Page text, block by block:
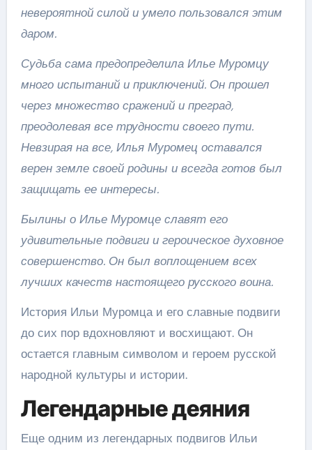
невероятной силой и умело пользовался этим
даром.
Судьба сама предопределила Илье Муромцу
много испытаний и приключений. Он прошел
через множество сражений и преград,
преодолевая все трудности своего пути.
Невзирая на все, Илья Муромец оставался
верен земле своей родины и всегда готов был
защищать ее интересы.
Былины о Илье Муромце славят его
удивительные подвиги и героическое духовное
совершенство. Он был воплощением всех
лучших качеств настоящего русского воина.
История Ильи Муромца и его славные подвиги
до сих пор вдохновляют и восхищают. Он
остается главным символом и героем русской
народной культуры и истории.
Легендарные деяния
Еще одним из легендарных подвигов Ильи